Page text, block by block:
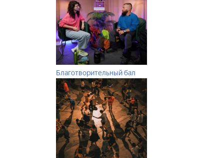
Благотворительный бал